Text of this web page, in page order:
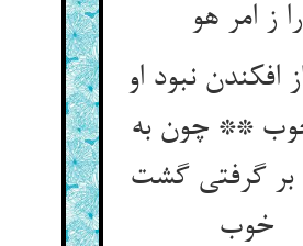
را ز امر هو
افکندن نبود او
** چون به
بر گرفتی گشت
خوب